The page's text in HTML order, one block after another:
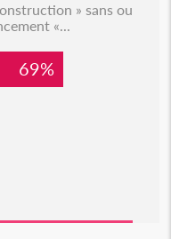
» sans ou
«...
69%